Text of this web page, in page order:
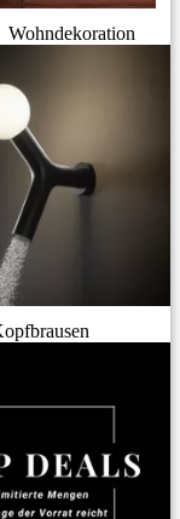
Wohndekoration